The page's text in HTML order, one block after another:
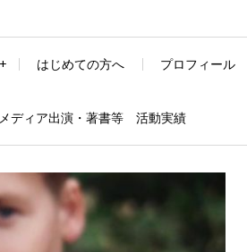
はじめての方へ プロフィール
ディア出演・著書等 活動実績